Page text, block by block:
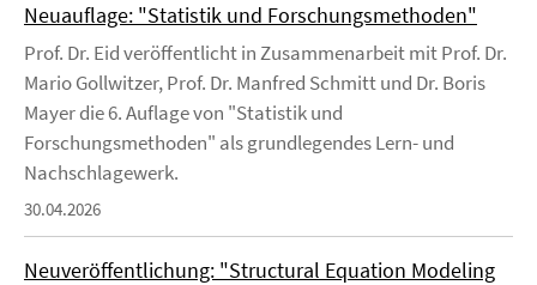
Neuauflage: "Statistik und Forschungsmethoden"
Prof. Dr. Eid veröffentlicht in Zusammenarbeit mit Prof. Dr.
Mario Gollwitzer, Prof. Dr. Manfred Schmitt und Dr. Boris
Mayer die 6. Auflage von "Statistik und
Forschungsmethoden" als grundlegendes Lern- und
Nachschlagewerk.
30.04.2026
Neuveröffentlichung: "Structural Equation Modeling